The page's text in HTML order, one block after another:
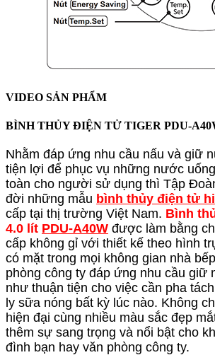
VIDEO SẢN PHẨM
BÌNH THỦY ĐIỆN TỬ TIGER PDU-
Nhằm đáp ứng nhu cầu nấu và giữ
tiện lợi để phục vụ những nước
toàn cho người sử dụng thì Tập
đời những mẫu bình thủy điện tử
cấp tại thị trường Việt Nam. Bình
4.0 lít PDU-A40W được làm bằng
cấp không gỉ với thiết kế theo hình
có mặt trong mọi không gian nhà
phòng công ty đáp ứng nhu cầu giữ
như thuận tiện cho việc cần pha
ly sữa nóng bất kỳ lúc nào. Không
hiện đại cùng nhiều màu sắc đẹp
thêm sự sang trọng và nổi bật cho
đình bạn hay văn phòng công ty.